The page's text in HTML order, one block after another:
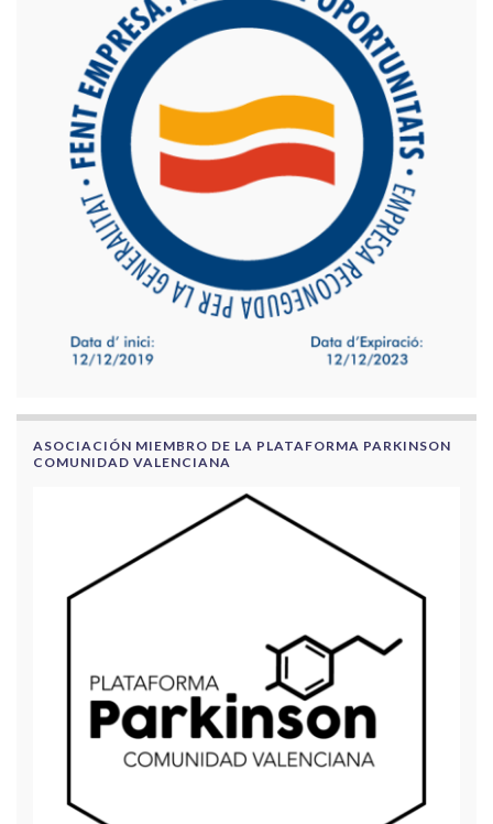
ASOCIACIÓN MIEMBRO DE LA PLATAFORMA PARKINSON
COMUNIDAD VALENCIANA